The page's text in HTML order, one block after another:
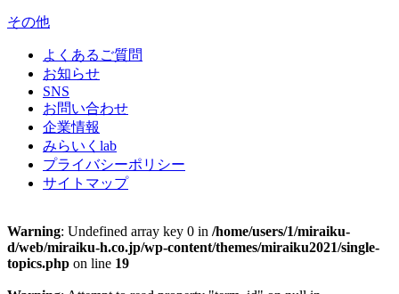
その他
よくあるご質問
お知らせ
SNS
お問い合わせ
企業情報
みらいくlab
プライバシーポリシー
サイトマップ
Warning: Undefined array key 0 in /home/users/1/miraiku-
d/web/miraiku-h.co.jp/wp-content/themes/miraiku2021/single-
topics.php on line 19